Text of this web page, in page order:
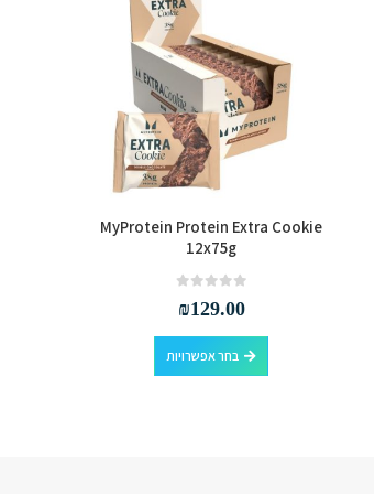
MyProtein Protein Extra Cookie
12x75g
₪129.00
בחר אפשרויות
למוצר זה יש מספר סוגים. ניתן לבחור את האפשרויות בעמוד המוצר